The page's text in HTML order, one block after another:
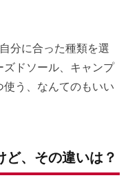
分に合った種類を選
ドソール、キャンプ
う、なんてのもいい
ど、その違いは？